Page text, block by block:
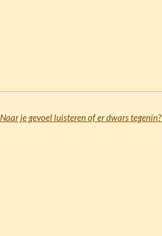
Naar je gevoel luisteren of er dwars tegenin?